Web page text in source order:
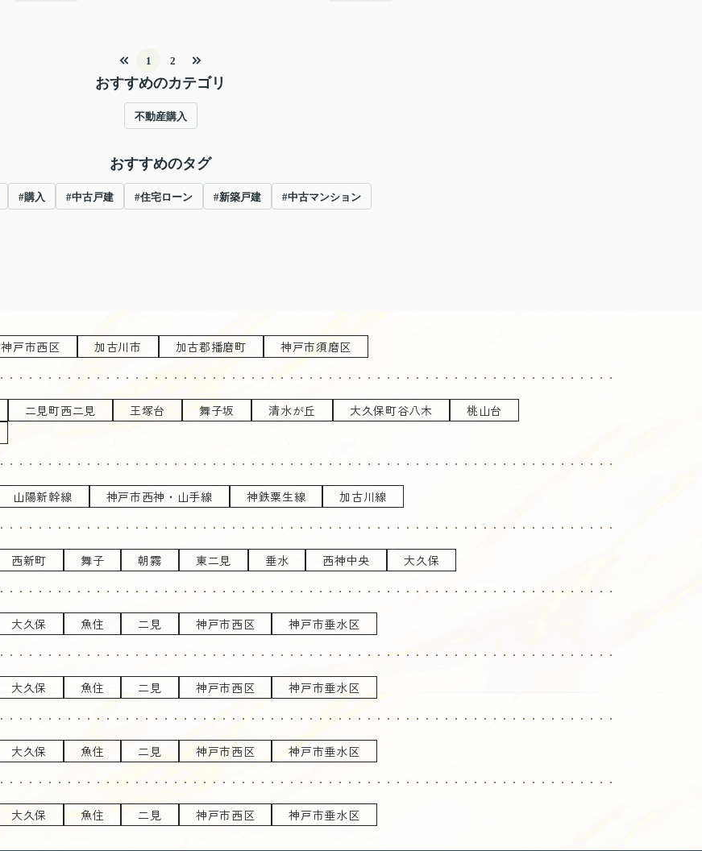
1 2
おすすめのカテゴリ
不動産購入
おすすめのタグ
#購入 #中古戸建 #住宅ローン #新築戸建 #中古マンション
神戸市西区 加古川市 加古郡播磨町 神戸市須磨区
二見町西二見 王塚台 舞子坂 清水が丘 大久保町谷八木
桃山台
山陽新幹線 神戸市西神・山手線 神鉄粟生線 加古川線
西新町 舞子 朝霧 東二見 垂水 西神中央 大久保
大久保 魚住 二見 神戸市西区 神戸市垂水区
大久保 魚住 二見 神戸市西区 神戸市垂水区
大久保 魚住 二見 神戸市西区 神戸市垂水区
大久保 魚住 二見 神戸市西区 神戸市垂水区